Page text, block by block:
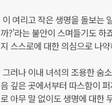
이 여리고 작은 생명을 돌보는
까?’라는 불안이 스며들기도
지 스스로에 대한 의심으로 나
그러나 이내 녀석의 조용한 숨
음 깊은 곳에서부터 따스함이
로 아무 말 없이도 생명에 대한